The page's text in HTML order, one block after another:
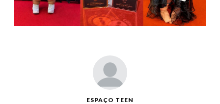
ESPAÇO TEEN